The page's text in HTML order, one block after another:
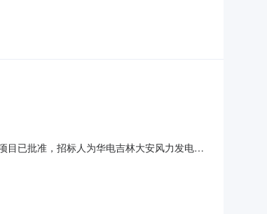
量：满足招标文件要求，工期/交货期/服务
已批准，招标人为华电吉林大安风力发电有